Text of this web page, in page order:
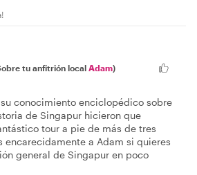
tu anfitrión local Adam)
conocimiento enciclopédico sobre
de Singapur hicieron que
tour a pie de más de tres
encarecidamente a Adam si quieres
general de Singapur en poco